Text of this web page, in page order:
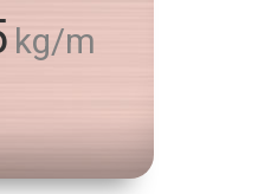
kg/m